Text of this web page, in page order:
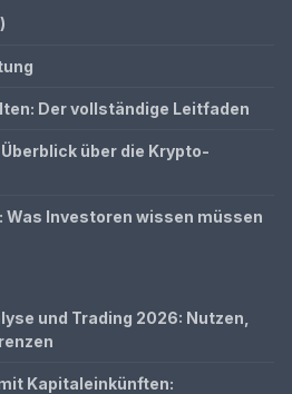
Der vollständige Leitfaden
über die Krypto-
Was Investoren wissen müssen
und Trading 2026: Nutzen,
Kapitaleinkünften: